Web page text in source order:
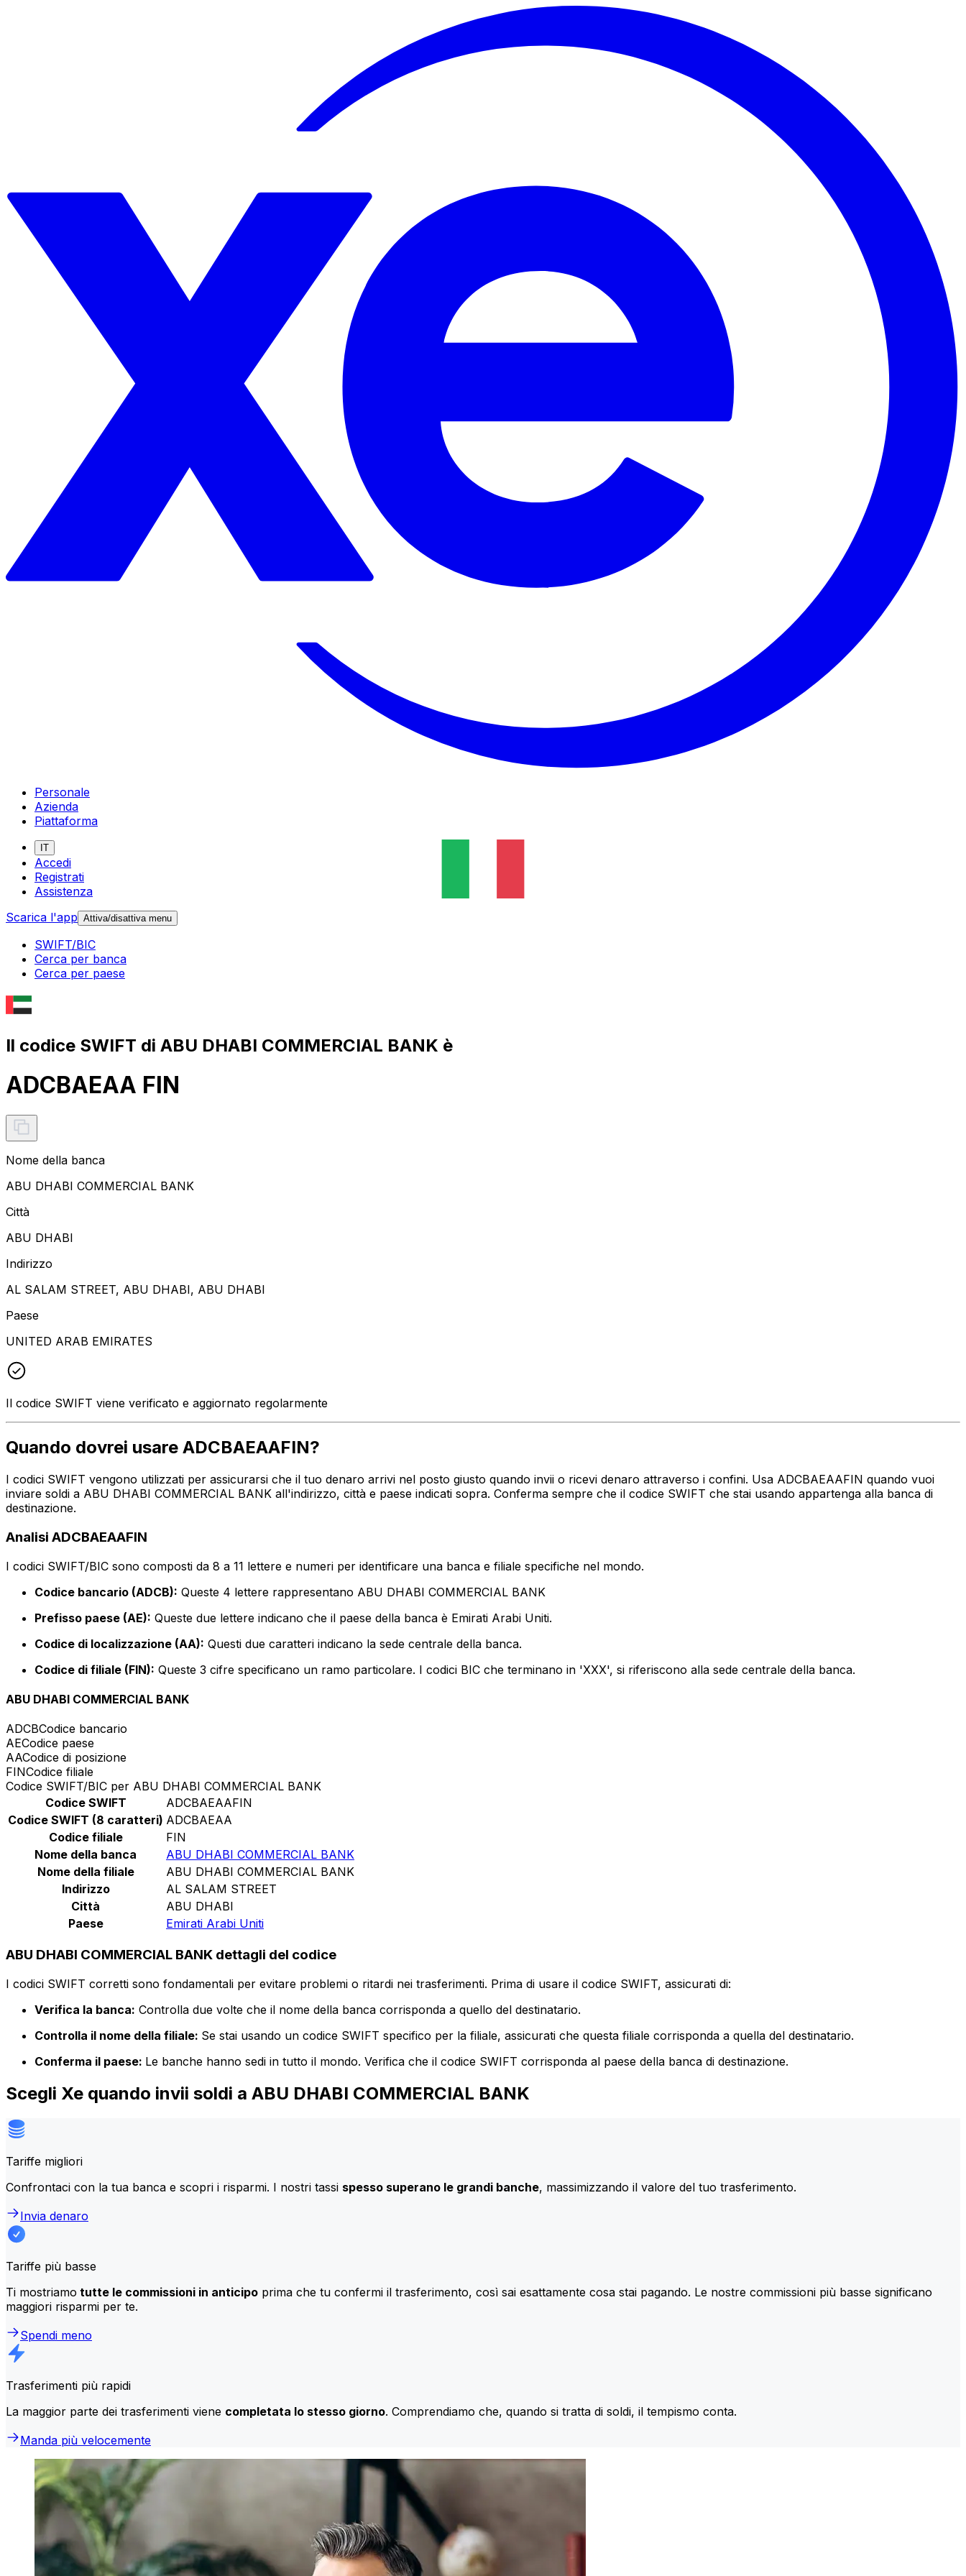
Personale
Azienda
Piattaforma
IT
Accedi
Registrati
Assistenza
Scarica l'app Attiva/disattiva menu
SWIFT/BIC
Cerca per banca
Cerca per paese
Il codice SWIFT di ABU DHABI COMMERCIAL BANK è
ADCBAEAA FIN
Nome della banca
ABU DHABI COMMERCIAL BANK
Città
ABU DHABI
Indirizzo
AL SALAM STREET, ABU DHABI, ABU DHABI
Paese
UNITED ARAB EMIRATES
Il codice SWIFT viene verificato e aggiornato regolarmente
Quando dovrei usare ADCBAEAAFIN?
I codici SWIFT vengono utilizzati per assicurarsi che il tuo denaro arrivi nel posto giusto quando invii o ricevi denaro attraverso i confini. Usa ADCBAEAAFIN quando vuoi
inviare soldi a ABU DHABI COMMERCIAL BANK all'indirizzo, città e paese indicati sopra. Conferma sempre che il codice SWIFT che stai usando appartenga alla banca di
destinazione.
Analisi ADCBAEAAFIN
I codici SWIFT/BIC sono composti da 8 a 11 lettere e numeri per identificare una banca e filiale specifiche nel mondo.
Codice bancario (ADCB): Queste 4 lettere rappresentano ABU DHABI COMMERCIAL BANK
Prefisso paese (AE): Queste due lettere indicano che il paese della banca è Emirati Arabi Uniti.
Codice di localizzazione (AA): Questi due caratteri indicano la sede centrale della banca.
Codice di filiale (FIN): Queste 3 cifre specificano un ramo particolare. I codici BIC che terminano in 'XXX', si riferiscono alla sede centrale della banca.
ABU DHABI COMMERCIAL BANK
ADCBCodice bancario
AECodice paese
AACodice di posizione
FINCodice filiale
Codice SWIFT/BIC per ABU DHABI COMMERCIAL BANK
Codice SWIFT
ADCBAEAAFIN
Codice SWIFT (8 caratteri) ADCBAEAA
Codice filiale
FIN
Nome della banca
ABU DHABI COMMERCIAL BANK
Nome della filiale
ABU DHABI COMMERCIAL BANK
Indirizzo
AL SALAM STREET
Città
ABU DHABI
Paese
Emirati Arabi Uniti
ABU DHABI COMMERCIAL BANK dettagli del codice
I codici SWIFT corretti sono fondamentali per evitare problemi o ritardi nei trasferimenti. Prima di usare il codice SWIFT, assicurati di:
Verifica la banca: Controlla due volte che il nome della banca corrisponda a quello del destinatario.
Controlla il nome della filiale: Se stai usando un codice SWIFT specifico per la filiale, assicurati che questa filiale corrisponda a quella del destinatario.
Conferma il paese: Le banche hanno sedi in tutto il mondo. Verifica che il codice SWIFT corrisponda al paese della banca di destinazione.
Scegli Xe quando invii soldi a ABU DHABI COMMERCIAL BANK
Tariffe migliori
Confrontaci con la tua banca e scopri i risparmi. I nostri tassi spesso superano le grandi banche, massimizzando il valore del tuo trasferimento.
Invia denaro
Tariffe più basse
Ti mostriamo tutte le commissioni in anticipo prima che tu confermi il trasferimento, così sai esattamente cosa stai pagando. Le nostre commissioni più basse significano
maggiori risparmi per te.
Spendi meno
Trasferimenti più rapidi
La maggior parte dei trasferimenti viene completata lo stesso giorno. Comprendiamo che, quando si tratta di soldi, il tempismo conta.
Manda più velocemente